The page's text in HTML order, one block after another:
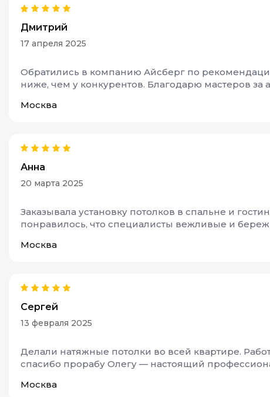
Дмитрий
17 апреля 2025
Обратились в компанию Айсберг по
ниже, чем у конкурентов. Благодарю мастеров за
Москва
Анна
20 марта 2025
Заказывала установку потолков в спальне и
понравилось, что специалисты вежливые и
Москва
Сергей
13 февраля 2025
Делали натяжные потолки во всей квартире.
спасибо прорабу Олегу — настоящий
Москва